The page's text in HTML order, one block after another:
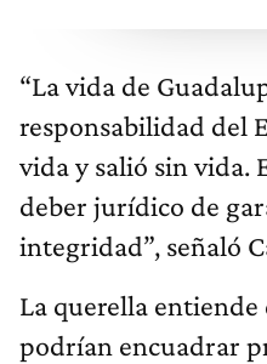
“La vida de
responsabilidad del
vida y salió sin vida.
deber jurídico de
integridad”, señaló
La querella entiende
podrían encuadrar